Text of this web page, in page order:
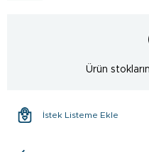
Ürün
İstek Listeme Ekle